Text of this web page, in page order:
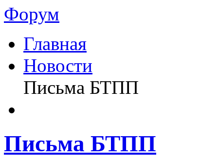
Форум
Главная
Новости
Письма БТПП
Письма БТПП